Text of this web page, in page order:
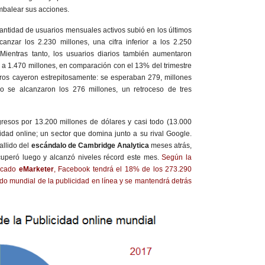
sus acciones.
de usuarios mensuales activos subió en los últimos
los 2.230 millones, una cifra inferior a los 2.250
tanto, los usuarios diarios también aumentaron
1.470 millones, en comparación con el 13% del trimestre
cayeron estrepitosamente: se esperaban 279, millones
se alcanzaron los 276 millones, un retroceso de tres
por 13.200 millones de dólares y casi todo (13.000
online; un sector que domina junto a su rival Google.
del escándalo de Cambridge Analyticameses atrás,
luego y alcanzó niveles récord este mes.Según la
eMarketer, Facebook tendrá el 18% de los 273.290
mundial de la publicidad en línea y se mantendrá detrás